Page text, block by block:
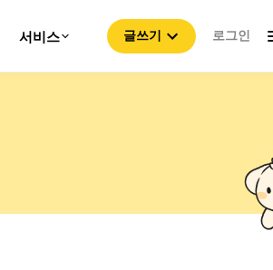
서비스 글쓰기 로그인